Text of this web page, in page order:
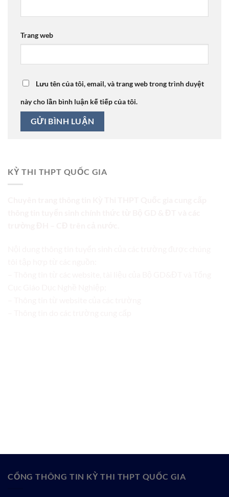
Trang web
Lưu tên của tôi, email, và trang web trong trình duyệt
này cho lần bình luận kế tiếp của tôi.
KỲ THI THPT QUỐC GIA
CỔNG THÔNG TIN KỲ THI THPT QUỐC GIA